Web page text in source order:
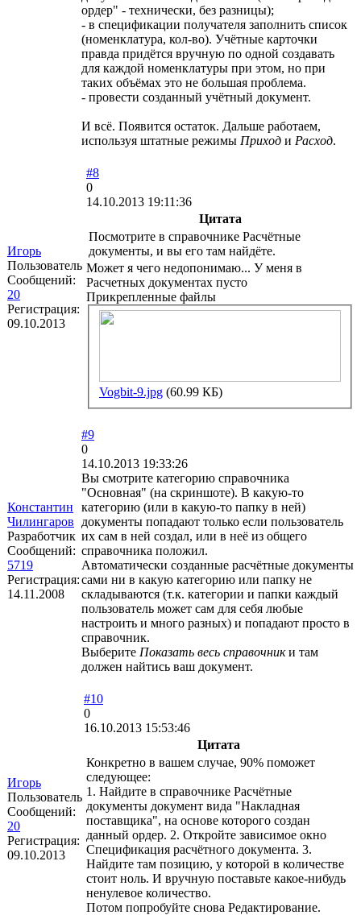
ордер" - технически, без разницы);
- в спецификации получателя заполнить список
(номенклатура, кол-во). Учётные карточки
правда придётся вручную по одной создавать
для каждой номенклатуры при этом, но при
таких объёмах это не большая проблема.
- провести созданный учётный документ.
И всё. Появится остаток. Дальше работаем,
используя штатные режимы Приход и Расход.
Игорь
Пользователь
Сообщений:
20
Регистрация:
09.10.2013
#8
0
14.10.2013 19:11:36
Цитата
Посмотрите в справочнике Расчётные
документы, и вы его там найдёте.
Может я чего недопонимаю... У меня в
Расчетных документах пусто
Прикрепленные файлы
Vogbit-9.jpg (60.99 КБ)
Константин
Чилингаров
Разработчик
Сообщений:
5719
Регистрация:
14.11.2008
#9
0
14.10.2013 19:33:26
Вы смотрите категорию справочника
"Основная" (на скриншоте). В какую-то
категорию (или в какую-то папку в ней)
документы попадают только если пользователь
их сам в ней создал, или в неё из общего
справочника положил.
Автоматически созданные расчётные документы
сами ни в какую категорию или папку не
складываются (т.к. категории и папки каждый
пользователь может сам для себя любые
настроить и много разных) и попадают просто в
справочник.
Выберите Показать весь справочники там
должен найтись ваш документ.
Игорь
Пользователь
Сообщений:
20
Регистрация:
09.10.2013
#10
0
16.10.2013 15:53:46
Цитата
Конкретно в вашем случае, 90% поможет
следующее:
1. Найдите в справочнике Расчётные
документы документ вида "Накладная
поставщика", на основе которого создан
данный ордер. 2. Откройте зависимое окно
Спецификация расчётного документа. 3.
Найдите там позицию, у которой в количестве
стоит ноль. И вручную поставьте какое-нибудь
ненулевое количество.
Потом попробуйте снова Редактирование.